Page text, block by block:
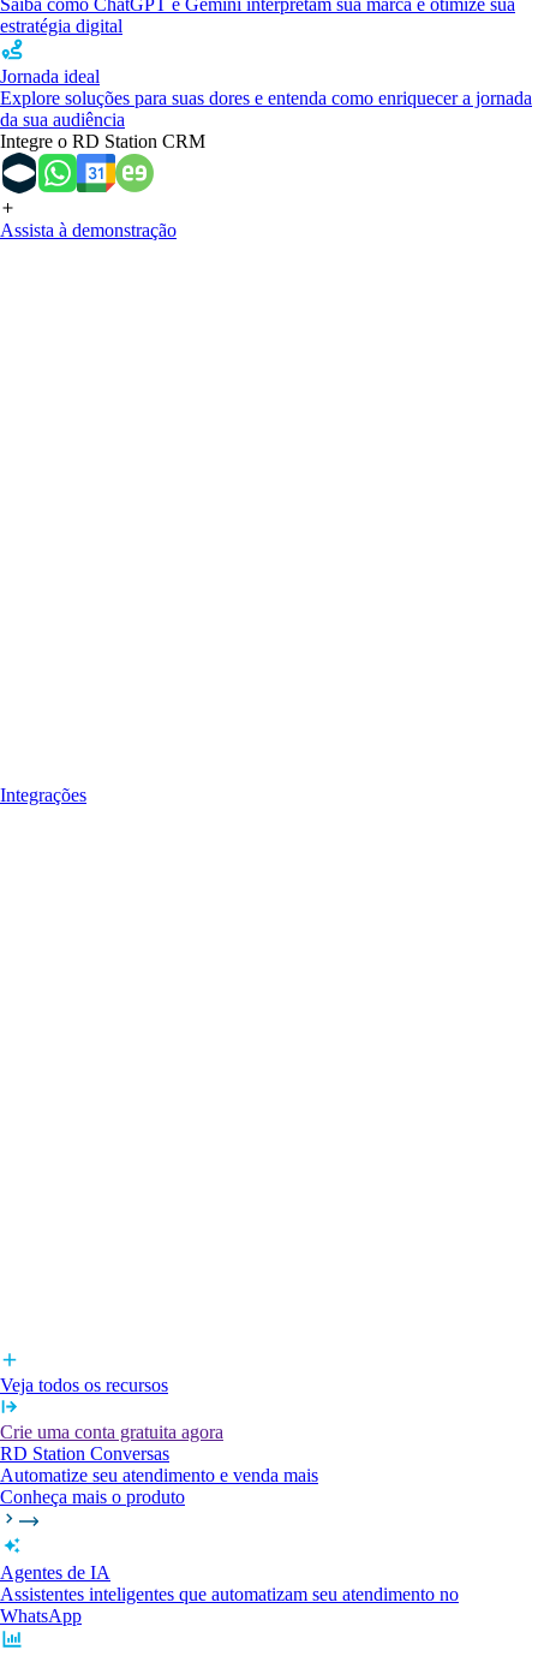
estratégia digital
Jornada ideal
Explore soluções para suas dores e entenda como enriquecer a jornada
da sua audiência
Integre o RD Station CRM
Assista à demonstração
Integrações
Veja todos os recursos
Crie uma conta gratuita agora
RD Station Conversas
Automatize seu atendimento e venda mais
Conheça mais o produto
Agentes de IA
Assistentes inteligentes que automatizam seu atendimento no
WhatsApp